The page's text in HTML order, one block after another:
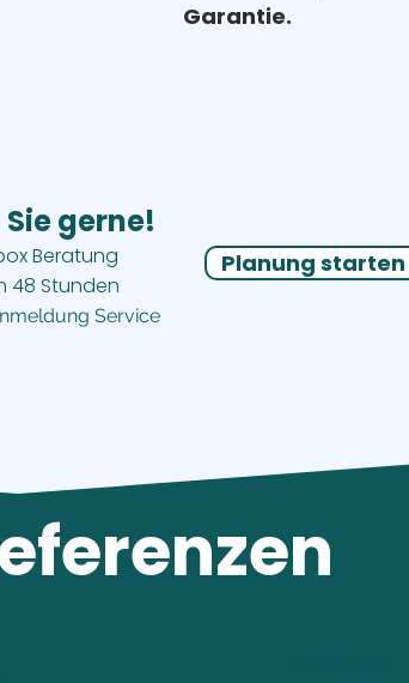
Garantie.
gerne!
Beratung
48 Stunden
Service
Planung starten